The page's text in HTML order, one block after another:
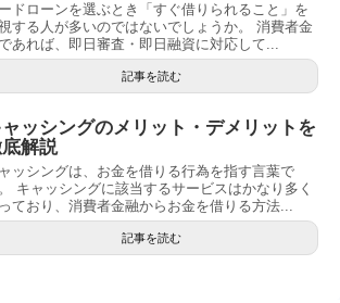
ドローンを選ぶとき「すぐ借りられること」を
する人が多いのではないでしょうか。 消費者金
あれば、即日審査・即日融資に対応して...
記事を読む
ッシングのメリット・デメリットを
解説
ッシングは、お金を借りる行為を指す言葉で
キャッシングに該当するサービスはかなり多く
ており、消費者金融からお金を借りる方法...
記事を読む